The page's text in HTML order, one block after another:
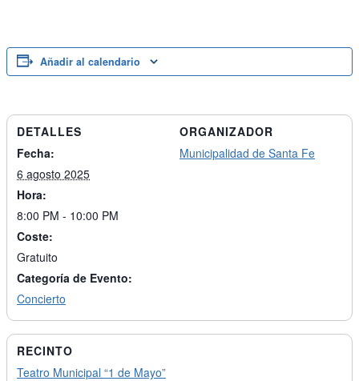
Añadir al calendario
DETALLES
Fecha:
6 agosto 2025
Hora:
8:00 PM - 10:00 PM
Coste:
Gratuito
Categoría de Evento:
Concierto
ORGANIZADOR
Municipalidad de Santa Fe
RECINTO
Teatro Municipal “1 de Mayo”